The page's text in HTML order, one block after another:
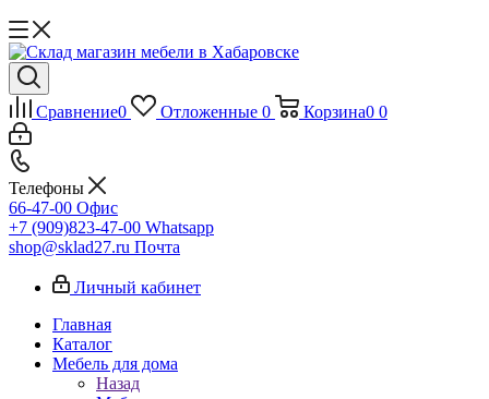
Сравнение0 Отложенные 0 Корзина0 0
Телефоны
66-47-00 Офис
+7 (909)823-47-00 Whatsapp
shop@sklad27.ru Почта
Личный кабинет
Главная
Каталог
Мебель для дома
Назад